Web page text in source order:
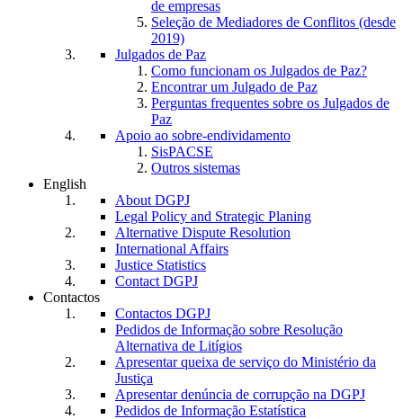
de empresas
Seleção de Mediadores de Conflitos (desde
2019)
Julgados de Paz
Como funcionam os Julgados de Paz?
Encontrar um Julgado de Paz
Perguntas frequentes sobre os Julgados de
Paz
Apoio ao sobre-endividamento
SisPACSE
Outros sistemas
English
About DGPJ
Legal Policy and Strategic Planing
Alternative Dispute Resolution
International Affairs
Justice Statistics
Contact DGPJ
Contactos
Contactos DGPJ
Pedidos de Informação sobre Resolução
Alternativa de Litígios
Apresentar queixa de serviço do Ministério da
Justiça
Apresentar denúncia de corrupção na DGPJ
Pedidos de Informação Estatística